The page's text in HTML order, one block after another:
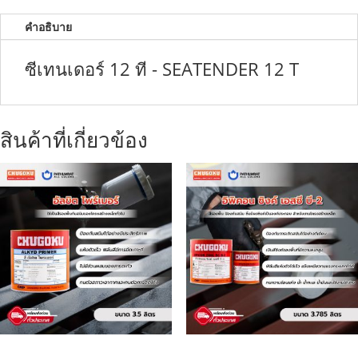
คำอธิบาย
ซีเทนเดอร์ 12 ที - SEATENDER 12 T
สินค้าที่เกี่ยวข้อง